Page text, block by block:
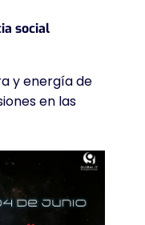
social
y energía de
en las